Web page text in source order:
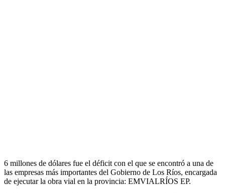
6 millones de dólares fue el déficit con el que se encontró a una de
las empresas más importantes del Gobierno de Los Ríos, encargada
de ejecutar la obra vial en la provincia: EMVIALRÍOS EP.